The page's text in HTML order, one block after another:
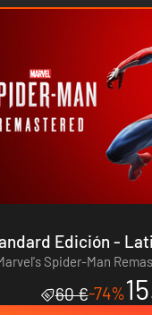
Standard
Spider-Man
60 €-74%